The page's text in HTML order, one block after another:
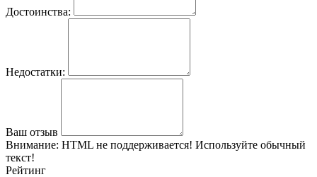
Достоинства:
Недостатки:
Ваш отзыв
Внимание: HTML не поддерживается! Используйте обычный
текст!
Рейтинг